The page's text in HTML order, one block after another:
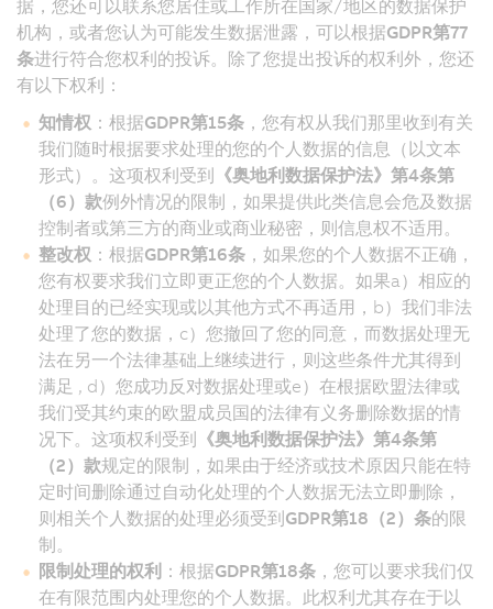
据，您还可以联系您居住或工作所在国家/地区的数据保护
机构，或者您认为可能发生数据泄露，可以根据GDPR第77
条进行符合您权利的投诉。除了您提出投诉的权利外，您还
有以下权利：
知情权 ：根据GDPR第15条 ，您有权从我们那里收到有关
我们随时根据要求处理的您的个人数据的信息（以文本
形式）。这项权利受到 《奥地利数据保护法》第4条第
（6）款例外情况的限制，如果提供此类信息会危及数据
控制者或第三方的商业或商业秘密，则信息权不适用。
整改权 ：根据GDPR第16条 ，如果您的个人数据不正确，
您有权要求我们立即更正您的个人数据。如果a）相应的
处理目的已经实现或以其他方式不再适用，b）我们非法
处理了您的数据，c）您撤回了您的同意，而数据处理无
法在另一个法律基础上继续进行，则这些条件尤其得到
满足 , d）您成功反对数据处理或e）在根据欧盟法律或
我们受其约束的欧盟成员国的法律有义务删除数据的情
况下。这项权利受到 《奥地利数据保护法》第4条第
（2）款规定的限制，如果由于经济或技术原因只能在特
定时间删除通过自动化处理的个人数据无法立即删除，
则相关个人数据的处理必须受到GDPR第18（2）条的限
制。
限制处理的权利 ：根据GDPR第18条 ，您可以要求我们仅
在有限范围内处理您的个人数据。此权利尤其存在于以